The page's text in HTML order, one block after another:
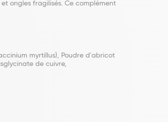
ongles fragilisés. Ce complément
myrtillus), Poudre d'abricot
de cuivre,